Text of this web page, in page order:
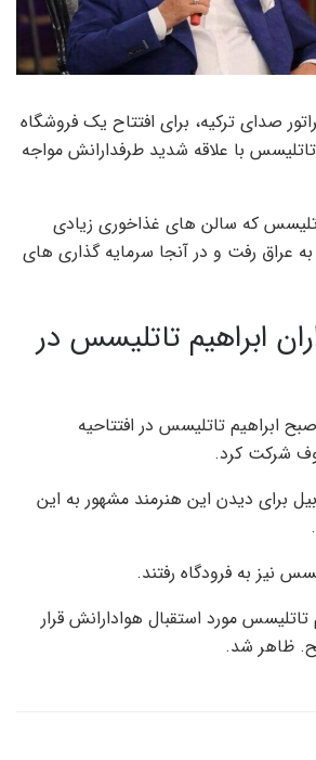
صدای ترکیه، برای افتتاح یک فروشگاه
تاتلیسس با علاقه شدید طرفدارانش مواجه
که سالن های غذاخوری زیادی
به عراق رفت و در آنجا سرمایه گذاری های
ابراهیم تاتلیسس در
ابراهیم تاتلیسس در افتتاحیه
شرکت کرد.
برای دیدن این هنرمند مشهور به این
نیز به فرودگاه رفتند.
مورد استقبال هوادارانش قرار
ظاهر شد.